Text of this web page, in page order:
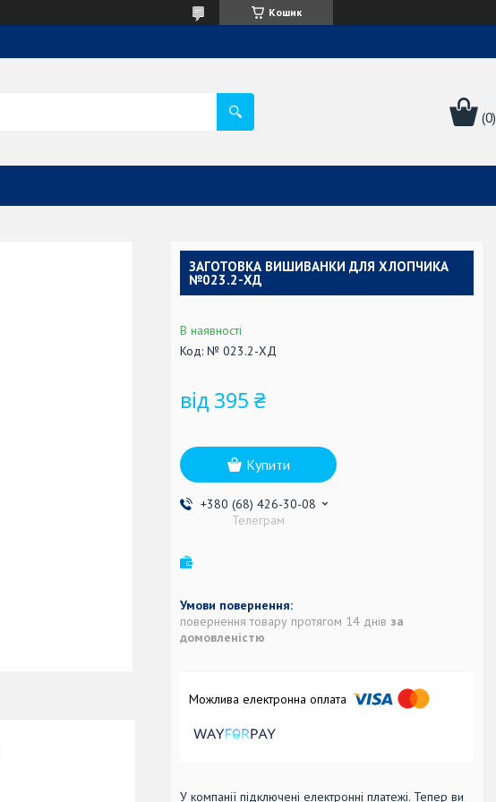
Кошик
ЗАГОТОВКА ВИШИВАНКИ ДЛЯ ХЛОПЧИКА
№023.2-ХД
В наявності
Код: № 023.2-ХД
від 395 ₴
Купити
+380 (68) 426-30-08
Телеграм
повернення товару протягом 14 днів за
домовленістю
У компанії підключені електронні платежі. Тепер ви